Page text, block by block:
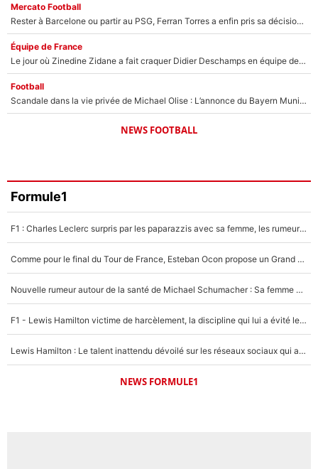
Mercato Football
Rester à Barcelone ou partir au PSG, Ferran Torres a enfin pris sa décision : La course contre la montre est lancée !
Équipe de France
Le jour où Zinedine Zidane a fait craquer Didier Deschamps en équipe de France : «Je m’en suis voulu», l’ancien sélectionneur a regretté son geste !
Football
Scandale dans la vie privée de Michael Olise : L’annonce du Bayern Munich sur son enfant caché
NEWS FOOTBALL
Formule1
F1 : Charles Leclerc surpris par les paparazzis avec sa femme, les rumeurs étaient vraies !
Comme pour le final du Tour de France, Esteban Ocon propose un Grand Prix de Formule 1 à Paris : «Autour de l’Arc de Triomphe, ce serait génial» !
Nouvelle rumeur autour de la santé de Michael Schumacher : Sa femme Corinna sort du silence
F1 - Lewis Hamilton victime de harcèlement, la discipline qui lui a évité le pire : «J'aurais probablement mal tourné»
Lewis Hamilton : Le talent inattendu dévoilé sur les réseaux sociaux qui a impressionné Kim Kardashian pendant leurs vacances en amoureux !
NEWS FORMULE1